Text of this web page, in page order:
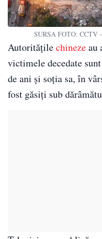
SURSA FOTO: CCTV
Autoritățilechinezeau
victimele decedate
de ani și soția sa, în
fost găsiți sub